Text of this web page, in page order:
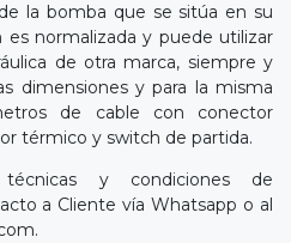
la bomba que se sitúa en su
es normalizada y puede utilizar
de otra marca, siempre y
dimensiones y para la misma
de cable con conector
térmico y switch de partida.
técnicas y condiciones de
a Cliente vía Whatsapp o al
.